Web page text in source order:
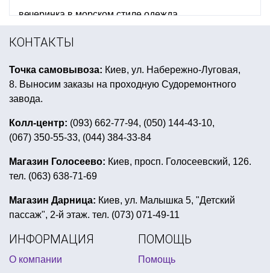
вечеринка в морском стиле одежда
купить взрослый карнавальный костюм
свечи буквы
гавайские леи купить днепр
вечеринка в розовом стиле
спираль для воздушных шаров
парики праздничные
день рождение в стиле индейцев
купить подарочные дипломы для женщин
вечеринка зомби
тематический плакат
щенячий патруль оформление праздника
КОНТАКТЫ
Точка самовывоза: Киев, ул. Набережно-Луговая,
8. Выносим заказы на проходную Судоремонтного
завода.
Колл-центр: (093) 662-77-94, (050) 144-43-10,
(067) 350-55-33, (044) 384-33-84
Магазин Голосеево: Киев, просп. Голосеевский, 126.
тел. (063) 638-71-69
Магазин Дарница: Киев, ул. Малышка 5, "Детский
пассаж", 2-й этаж. тел. (073) 071-49-11
ИНФОРМАЦИЯ
О компании
ПОМОЩЬ
Помощь